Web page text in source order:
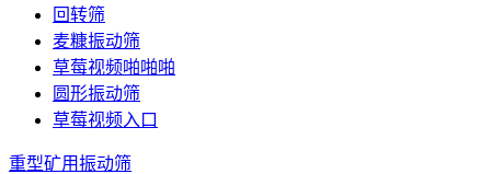
回转筛
麦糠振动筛
草莓视频啪啪啪
圆形振动筛
草莓视频入口
重型矿用振动筛